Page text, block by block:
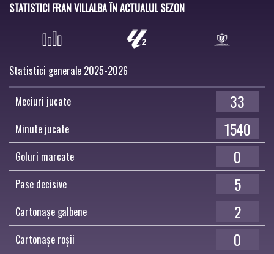
STATISTICI FRAN VILLALBA ÎN ACTUALUL SEZON
Statistici generale 2025-2026
Meciuri jucate 33
Minute jucate 1540
Goluri marcate 0
Pase decisive 5
Cartonașe galbene 2
Cartonașe roșii 0